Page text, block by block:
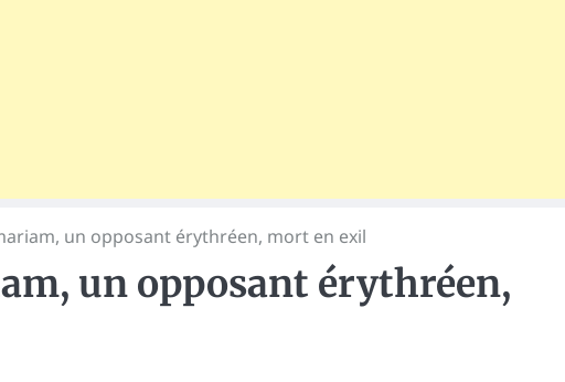
un opposant érythréen, mort en exil
un opposant érythréen,